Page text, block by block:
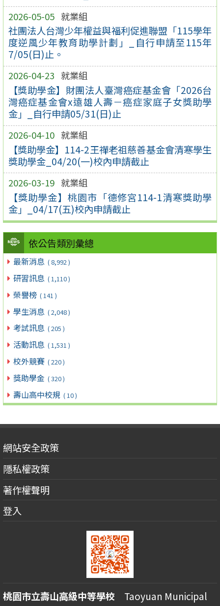
2026-05-05 就業組
社團法人台灣少年權益與福利促進聯盟「115學年
度逆風少年教育助學計劃」_自行申請至115年
7/05(日)止。
2026-04-23 就業組
【獎助學金】財團法人臺灣癌症基金會「2026台
灣癌症基金會x遠雄人壽－癌症家庭子女獎助學
金」_自行申請05/31(日)止
2026-04-10 就業組
【獎助學金】114-2王禪老祖慈善基金會清寒學生
獎助學金_04/20(一)校內申請截止
2026-03-19 就業組
【獎助學金】桃園市「德修宮114-1清寒獎助學
金」_04/17(五)校內申請截止
依公告類別彙總
最新消息 ( 8,992 )
研習訊息 ( 1,110 )
榮譽榜 ( 141 )
學生消息 ( 2,048 )
考試訊息 ( 205 )
活動訊息 ( 1,531 )
校外競賽 ( 220 )
獎助學金 ( 320 )
壽山高中校規 ( 10 )
網站安全政策
隱私權政策
著作權聲明
登入
桃園市立壽山高級中等學校 Taoyuan Municipal